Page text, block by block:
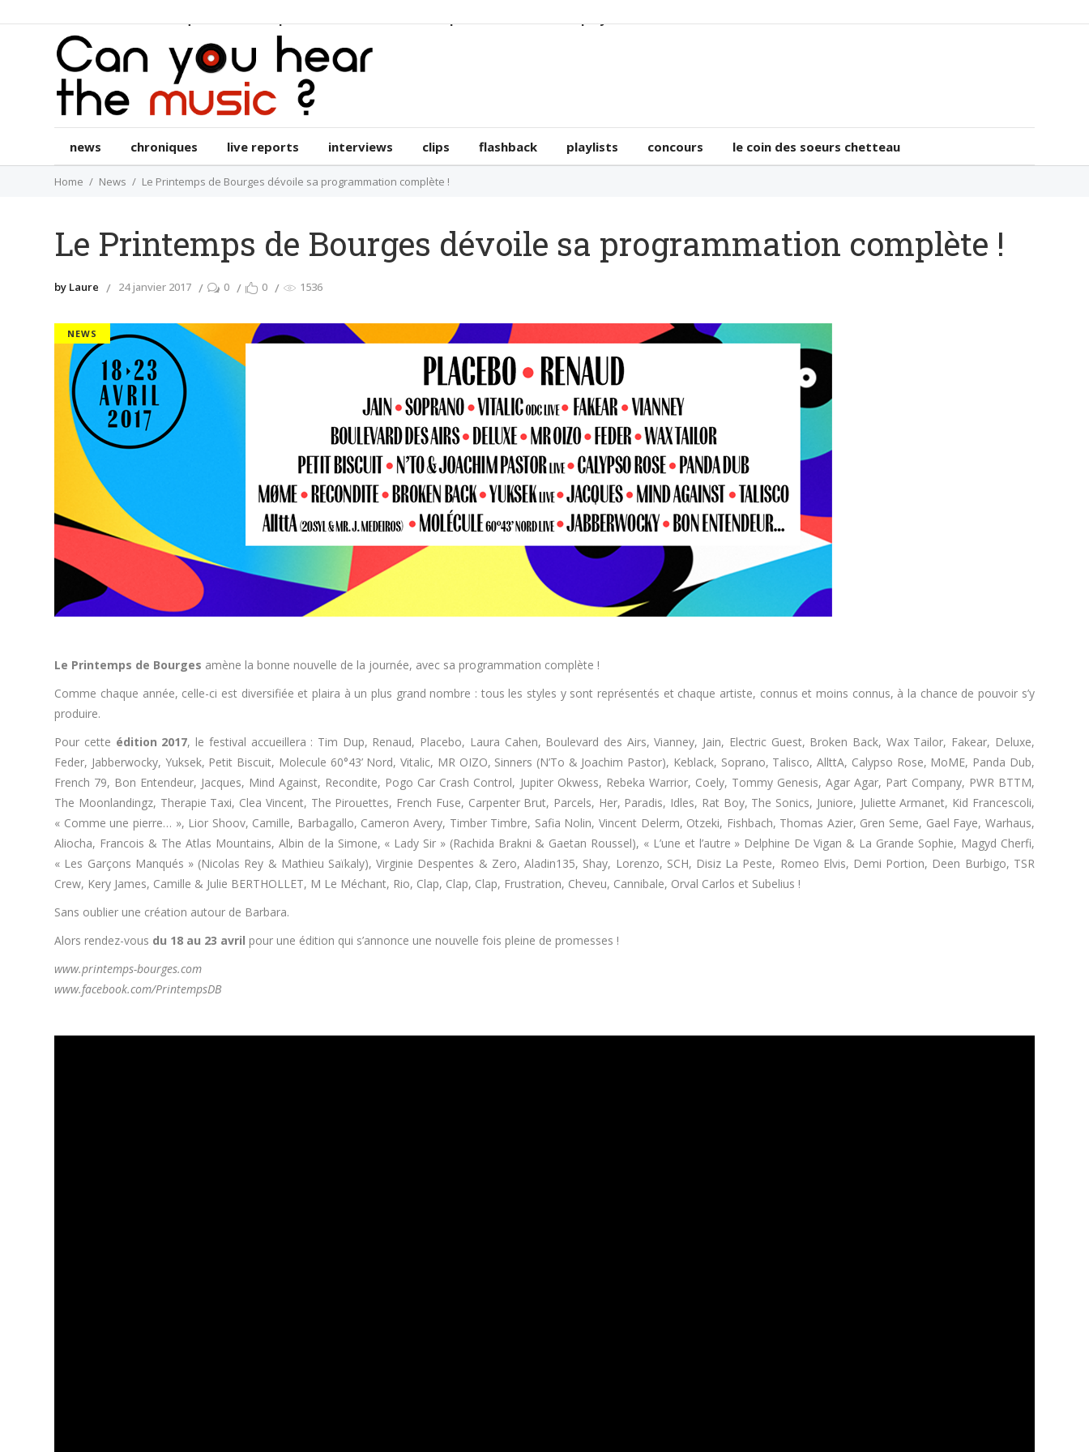
news chroniques live reports interviews clips flashback playlists concours le coin des soeurs chetteau
Home News Le Printemps de Bourges dévoile sa programmation complète !
Le Printemps de Bourges dévoile sa programmation complète !
by Laure 24 janvier 2017 0 0 1536
NEWS
Le Printemps de Bourges amène la bonne nouvelle de la journée, avec sa programmation complète !
Comme chaque année, celle-ci est diversifiée et plaira à un plus grand nombre : tous les styles y sont représentés et chaque artiste, connus et moins connus, à la chance de pouvoir s’y
produire.
Pour cette édition 2017, le festival accueillera : Tim Dup, Renaud, Placebo, Laura Cahen, Boulevard des Airs, Vianney, Jain, Electric Guest, Broken Back, Wax Tailor, Fakear, Deluxe,
Feder, Jabberwocky, Yuksek, Petit Biscuit, Molecule 60°43’ Nord, Vitalic, MR OIZO, Sinners (N’To & Joachim Pastor), Keblack, Soprano, Talisco, AllttA, Calypso Rose, MoME, Panda Dub,
French 79, Bon Entendeur, Jacques, Mind Against, Recondite, Pogo Car Crash Control, Jupiter Okwess, Rebeka Warrior, Coely, Tommy Genesis, Agar Agar, Part Company, PWR BTTM,
The Moonlandingz, Therapie Taxi, Clea Vincent, The Pirouettes, French Fuse, Carpenter Brut, Parcels, Her, Paradis, Idles, Rat Boy, The Sonics, Juniore, Juliette Armanet, Kid Francescoli,
« Comme une pierre… », Lior Shoov, Camille, Barbagallo, Cameron Avery, Timber Timbre, Safia Nolin, Vincent Delerm, Otzeki, Fishbach, Thomas Azier, Gren Seme, Gael Faye, Warhaus,
Aliocha, Francois & The Atlas Mountains, Albin de la Simone, « Lady Sir » (Rachida Brakni & Gaetan Roussel), « L’une et l’autre » Delphine De Vigan & La Grande Sophie, Magyd Cherfi,
« Les Garçons Manqués » (Nicolas Rey & Mathieu Saïkaly), Virginie Despentes & Zero, Aladin135, Shay, Lorenzo, SCH, Disiz La Peste, Romeo Elvis, Demi Portion, Deen Burbigo, TSR
Crew, Kery James, Camille & Julie BERTHOLLET, M Le Méchant, Rio, Clap, Clap, Clap, Frustration, Cheveu, Cannibale, Orval Carlos et Subelius !
Sans oublier une création autour de Barbara.
Alors rendez-vous du 18 au 23 avril pour une édition qui s’annonce une nouvelle fois pleine de promesses !
www.printemps-bourges.com
www.facebook.com/PrintempsDB